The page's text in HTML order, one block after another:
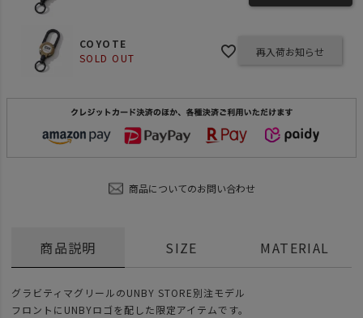
COYOTE
SOLD OUT
再入荷お知らせ
商品についてのお問い合わせ
商品説明
グラビティマグリールのUNBY STORE別注モデル
フロントにUNBYロゴを配した限定アイテムです。
SIZE MATERIAL